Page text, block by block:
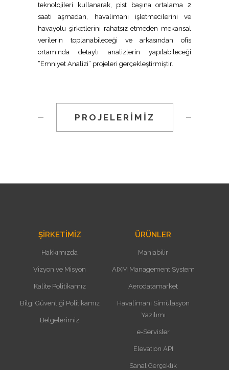
teknolojileri kullanarak, pist başına ortalama 2
saati aşmadan, havalimanı işletmecilerini ve
havayolu şirketlerini rahatsız etmeden mekansal
verilerin toplanabileceği ve arkasından ofis
ortamında detaylı analizlerin yapılabileceği
“Emniyet Analizi” projeleri gerçekleştirmiştir.
PROJELERİMİZ
ŞİRKETİMİZ
Hakkımızda
Vizyon ve Misyon
Kalite Politikamız
Bilgi Güvenliği Politikamız
Belgelerimiz
ÜRÜNLER
Maniabilir
AIXM Management System
Aerodatamarket
Havalimanı Simülasyon
Yazılımı
e-Servisler
Elevation API
Sanal Gerçeklik